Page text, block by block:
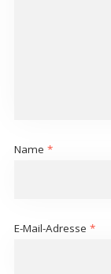
Name *
E-Mail-Adresse *